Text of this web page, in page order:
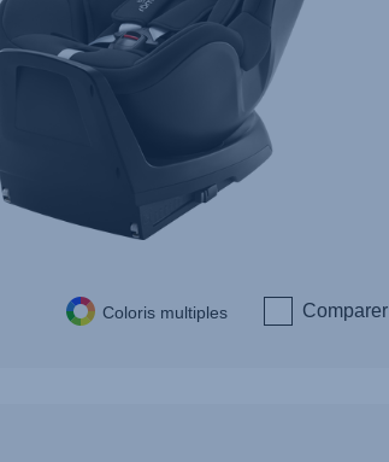
Coloris multiples Comparer